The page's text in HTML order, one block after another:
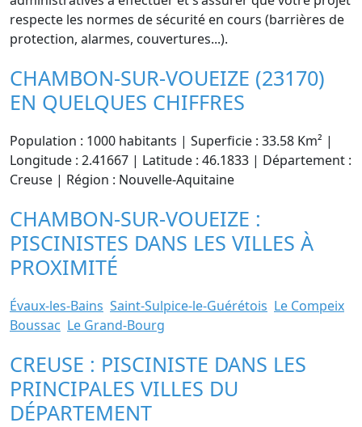
respecte les normes de sécurité en cours (barrières de
protection, alarmes, couvertures...).
CHAMBON-SUR-VOUEIZE (23170)
EN QUELQUES CHIFFRES
Population : 1000 habitants | Superficie : 33.58 Km² |
Longitude : 2.41667 | Latitude : 46.1833 | Département :
Creuse | Région : Nouvelle-Aquitaine
CHAMBON-SUR-VOUEIZE :
PISCINISTES DANS LES VILLES À
PROXIMITÉ
Évaux-les-Bains Saint-Sulpice-le-Guérétois Le Compeix
Boussac Le Grand-Bourg
CREUSE : PISCINISTE DANS LES
PRINCIPALES VILLES DU
DÉPARTEMENT